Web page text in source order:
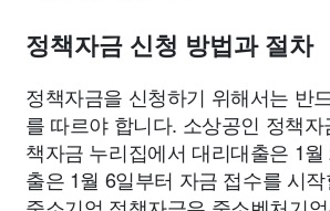
정책자금 신청 방법과 절차
정책자금을 신청하기 위해서는 반
를 따르야 합니다. 소상공인 정책
책자금 누리집에서 대리대출은 1
출은 1월 6일부터 자금 접수를 시